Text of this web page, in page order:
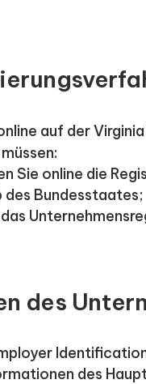
auf der
Sie online die
des Bundesstaates;
das
des
des